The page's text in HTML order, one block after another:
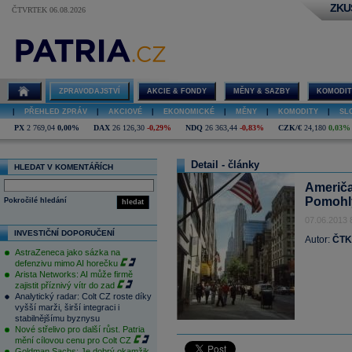
ČTVRTEK 06.08.2026
ZPRAVODAJSTVÍ AKCIE & FONDY MĚNY & SAZBY
PŘEHLED ZPRÁV AKCIOVÉ EKONOMICKÉ MĚNY KOMODITY
PX 2 769,04 0,00% DAX 26 126,30 -0,29% NDQ 26 363,44 -0,83% CZK/€ 24,180 0,03%
HLEDAT V KOMENTÁŘÍCH
hledat
Pokročilé hledání
INVESTIČNÍ DOPORUČENÍ
AstraZeneca jako sázka na
defenzivu mimo AI horečku
Arista Networks: AI může firmě
zajistit příznivý vítr do zad
Analytický radar: Colt CZ roste díky
vyšší marži, širší integraci i
stabilnějšímu byznysu
Nové střelivo pro další růst. Patria
mění cílovou cenu pro Colt CZ
Detail - články
07.06.2013
Autor: ČTK